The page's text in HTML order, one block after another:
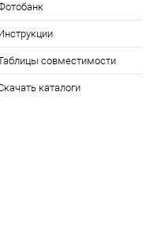
совместимости
каталоги